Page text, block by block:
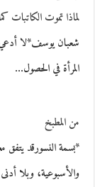
لماذا تموت الكاتبات
شعبان‮ ‬يوسف*لا
المرأة في الحصول…
من المطبخ
*بسمة النسورقد يتفق
والأسبوعية، وبلا